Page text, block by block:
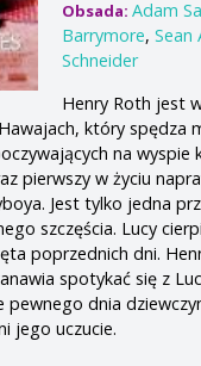
Obsada: Adam
Barrymore, Sean
Schneider
Henry Roth jest
który spędza
na wyspie
pierwszy w życiu
Jest tylko jedna
szczęścia. Lucy
poprzednich dni.
spotykać się z
pewnego dnia
jego uczucie.